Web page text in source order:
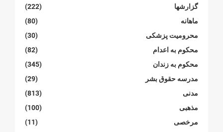
گزارشها
(222)
ماهانە
(80)
محرومیت پزشکی
(30)
محکوم بە اعدام
(82)
محکوم بە زندان
(345)
مدرسە حقوق بشر
(29)
مدنی
(813)
مذهبی
(100)
مرخصی
(11)